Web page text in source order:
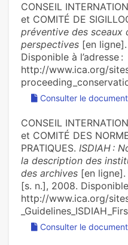
CONSEIL
et COMITÉ DE
préventive des sceaux
perspectives [en
Disponible à l’adresse :
http://www.ica.org/
Consulter le document
CONSEIL
et COMITÉ DES
PRATIQUES. ISDIAH :
la description des
des archives [en ligne].
[s. n.], 2008. Disponible
http://www.ica.org/
Consulter le document